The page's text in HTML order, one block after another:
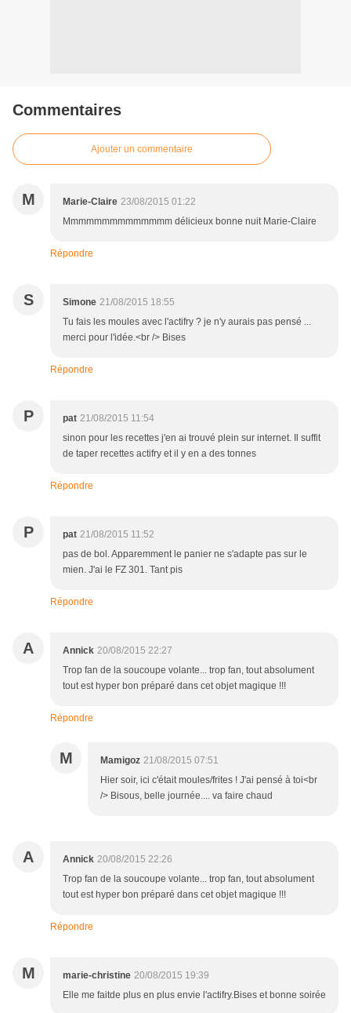
Commentaires
Ajouter un commentaire
M Marie-Claire 23/08/2015 01:22
Mmmmmmmmmmmmmm délicieux bonne nuit Marie-Claire
Répondre
S Simone 21/08/2015 18:55
Tu fais les moules avec l'actifry ? je n'y aurais pas pensé ...
merci pour l'idée.<br /> Bises
Répondre
P pat 21/08/2015 11:54
sinon pour les recettes j'en ai trouvé plein sur internet. Il suffit
de taper recettes actifry et il y en a des tonnes
Répondre
P pat 21/08/2015 11:52
pas de bol. Apparemment le panier ne s'adapte pas sur le
mien. J'ai le FZ 301. Tant pis
Répondre
A Annick 20/08/2015 22:27
Trop fan de la soucoupe volante... trop fan, tout absolument
tout est hyper bon préparé dans cet objet magique !!!
Répondre
M Mamigoz 21/08/2015 07:51
Hier soir, ici c'était moules/frites ! J'ai pensé à toi<br
/> Bisous, belle journée.... va faire chaud
A Annick 20/08/2015 22:26
Trop fan de la soucoupe volante... trop fan, tout absolument
tout est hyper bon préparé dans cet objet magique !!!
Répondre
M marie-christine 20/08/2015 19:39
Elle me faitde plus en plus envie l'actifry.Bises et bonne soirée